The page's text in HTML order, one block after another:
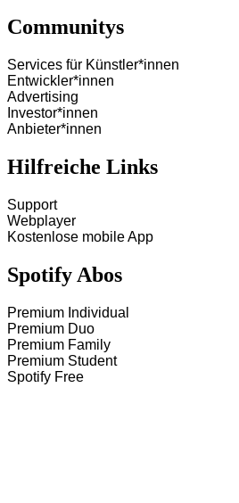
Communitys
Services für Künstler*innen
Entwickler*innen
Advertising
Investor*innen
Anbieter*innen
Hilfreiche Links
Support
Webplayer
Kostenlose mobile App
Spotify Abos
Premium Individual
Premium Duo
Premium Family
Premium Student
Spotify Free